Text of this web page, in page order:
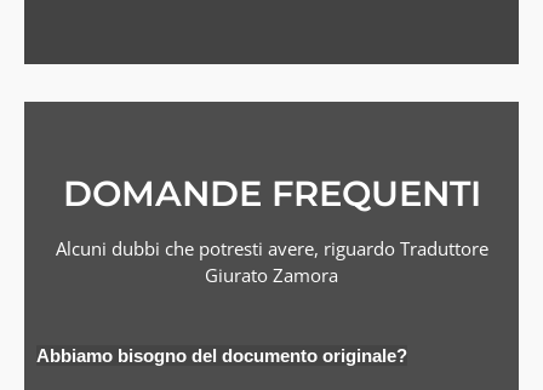
DOMANDE FREQUENTI
Alcuni dubbi che potresti avere, riguardo Traduttore
Giurato Zamora
Abbiamo bisogno del documento originale?